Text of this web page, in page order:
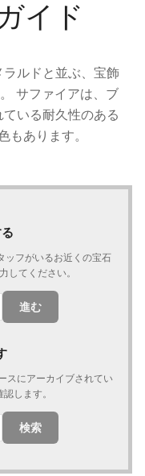
イド
ルドと並ぶ、宝飾
サファイアは、ブ
いる耐久性のある
もあります。
ッフがいるお近くの宝石
してください。
進む
スにアーカイブされてい
します。
検索